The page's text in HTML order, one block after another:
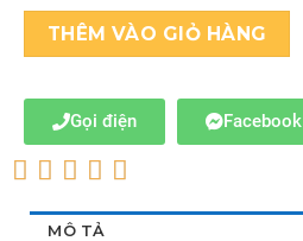
THÊM VÀO GIỎ HÀNG
Gọi điện Facebook
MÔ TẢ